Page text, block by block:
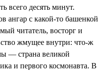
всего десять минут.
ангар с какой-то башенкой
читатель, восторг и
жмущее внутри: что-ж
— страна великой
и первого космонавта. В